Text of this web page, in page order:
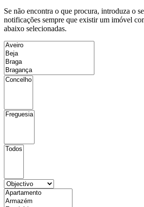
Se não encontra o que procura, introduza o
notificações sempre que existir um imóvel
abaixo selecionadas.